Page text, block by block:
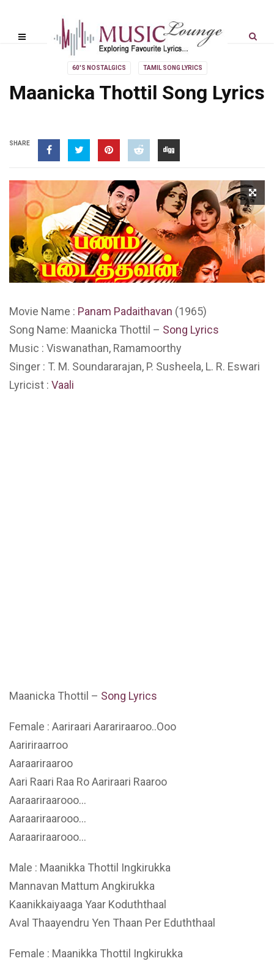
60'S NOSTALGICS TAMIL SONG LYRICS
Maanicka Thottil Song Lyrics
SHARE
Movie Name : Panam Padaithavan (1965)
Song Name: Maanicka Thottil – Song Lyrics
Music : Viswanathan, Ramamoorthy
Singer : T. M. Soundararajan, P. Susheela, L. R. Eswari
Lyricist : Vaali
Maanicka Thottil – Song Lyrics
Female : Aariraari Aarariraaroo..Ooo
Aaririraarroo
Aaraariraaroo
Aari Raari Raa Ro Aariraari Raaroo
Aaraariraarooo…
Aaraariraarooo…
Aaraariraarooo…
Male : Maanikka Thottil Ingkirukka
Mannavan Mattum Angkirukka
Kaanikkaiyaaga Yaar Koduththaal
Aval Thaayendru Yen Thaan Per Eduththaal
Female : Maanikka Thottil Ingkirukka